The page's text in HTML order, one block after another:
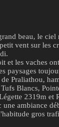
beau, le ciel
vent sur les
et les vaches
paysages
Praliathou,
Blancs,
2319m et
ambiance
gros